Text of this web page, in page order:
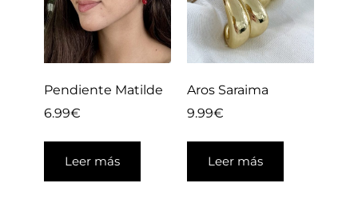
Pendiente Matilde
6.99€
Leer más
Aros Saraima
9.99€
Leer más